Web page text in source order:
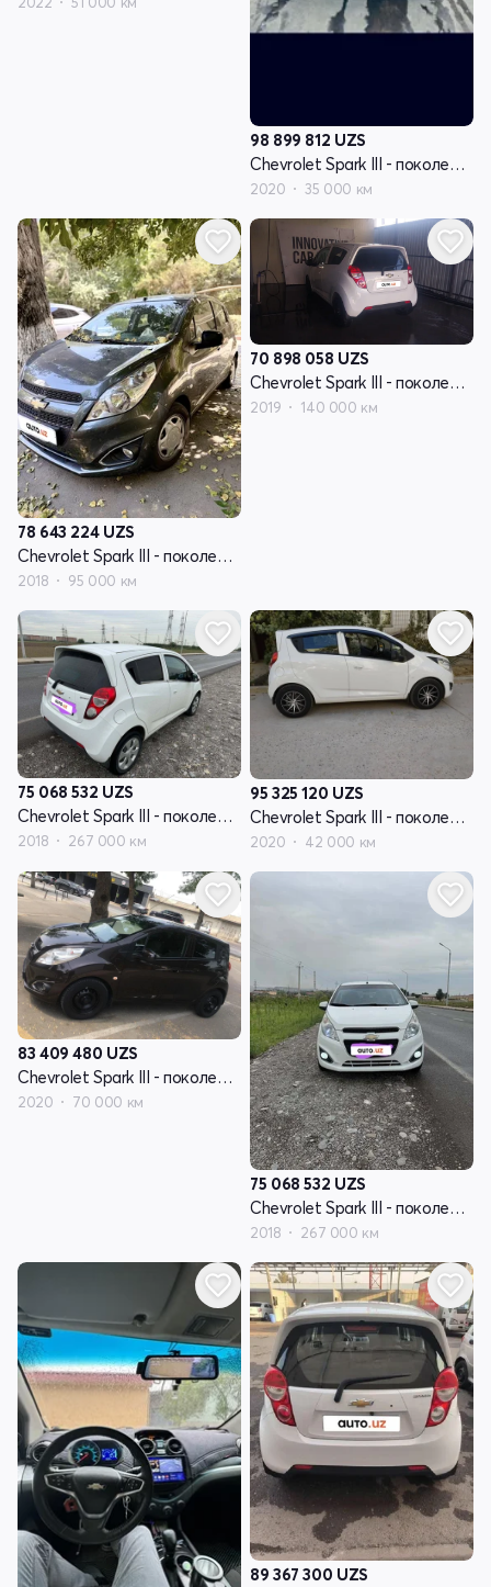
98 899 812 UZS
Chevrolet Spark III - поколение
2020 35 000 км
78 643 224 UZS
Chevrolet Spark III - поколение
2018 95 000 км
70 898 058 UZS
Chevrolet Spark III - поколение
2019 140 000 км
75 068 532 UZS
Chevrolet Spark III - поколение
2018 267 000 км
95 325 120 UZS
Chevrolet Spark III - поколение
2020 42 000 км
83 409 480 UZS
Chevrolet Spark III - поколение
2020 70 000 км
75 068 532 UZS
Chevrolet Spark III - поколение
2018 267 000 км
89 367 300 UZS